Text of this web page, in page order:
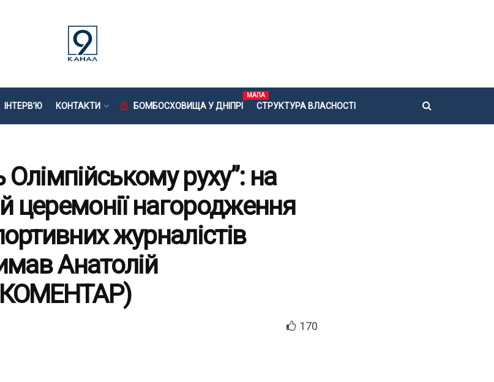
ІНТЕРВ’Ю КОНТАКТИ БОМБОСХОВИЩА У ДНІПРІ
МАПА
СТРУКТУРА ВЛАСНОСТІ
Олімпійському руху”: на
церемонії нагородження
журналістів
Анатолій
170